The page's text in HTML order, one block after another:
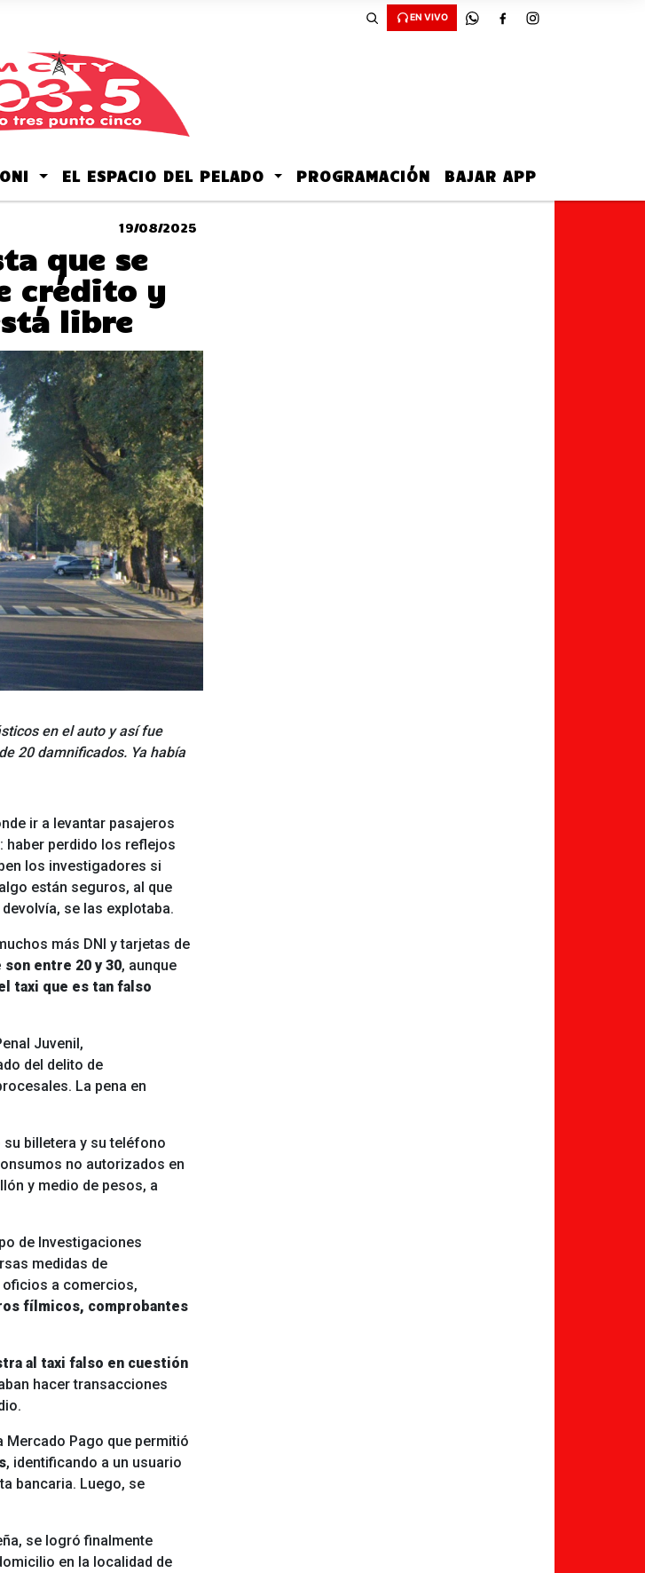
EN VIVO
EL ESPACIO DEL PELADO PROGRAMACIÓN BAJAR APP
19/08/2025
que se
crédito y
libre
en el auto y así fue
20 damnificados. Ya había
ir a levantar pasajeros
: haber perdido los reflejos
los investigadores si
están seguros, al que
se las explotaba.
más DNI y tarjetas de
son entre 20 y 30, aunque
taxi que es tan falso
Juvenil,
del delito de
La pena en
su billetera y su teléfono
no autorizados en
y medio de pesos, a
de Investigaciones
medidas de
oficios a comercios,
fílmicos, comprobantes
al taxi falso en cuestión
hacer transacciones
Mercado Pago que permitió
, identificando a un usuario
bancaria. Luego, se
se logró finalmente
en la localidad de